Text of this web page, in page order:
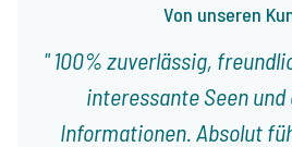
Von unseren
100% zuverlässig,
interessante Seen
Informationen. Absolut